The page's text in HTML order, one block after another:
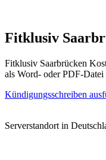
Fitklusiv
Fitklusiv Saarbrücken
als Word- oder PDF-Datei
Kündigungsschreiben
Serverstandort in